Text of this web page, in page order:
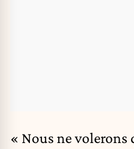
« Nous ne volerons